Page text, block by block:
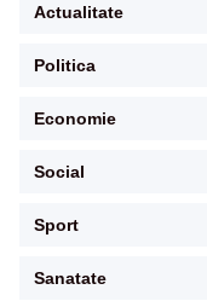
Actualitate
Politica
Economie
Social
Sport
Sanatate